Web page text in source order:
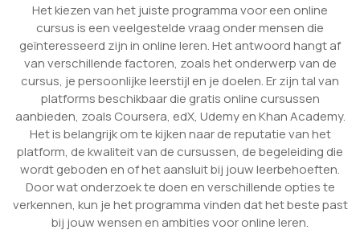
Het kiezen van het juiste programma voor een online
cursus is een veelgestelde vraag onder mensen die
geïnteresseerd zijn in online leren. Het antwoord hangt af
van verschillende factoren, zoals het onderwerp van de
cursus, je persoonlijke leerstijl en je doelen. Er zijn tal van
platforms beschikbaar die gratis online cursussen
aanbieden, zoals Coursera, edX, Udemy en Khan Academy.
Het is belangrijk om te kijken naar de reputatie van het
platform, de kwaliteit van de cursussen, de begeleiding die
wordt geboden en of het aansluit bij jouw leerbehoeften.
Door wat onderzoek te doen en verschillende opties te
verkennen, kun je het programma vinden dat het beste past
bij jouw wensen en ambities voor online leren.